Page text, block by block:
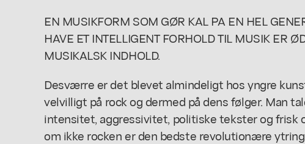
EN MUSIKFORM SOM GØR KAL PA EN HEL
HAVE ET INTELLIGENT FORHOLD TIL MUSIK ER
MUSIKALSK INDHOLD.
Desværre er det blevet almindeligt hos yngre
velvilligt på rock og dermed på dens følger. Man
intensitet, aggressivitet, politiske tekster og frisk
om ikke rocken er den bedste revolutionære